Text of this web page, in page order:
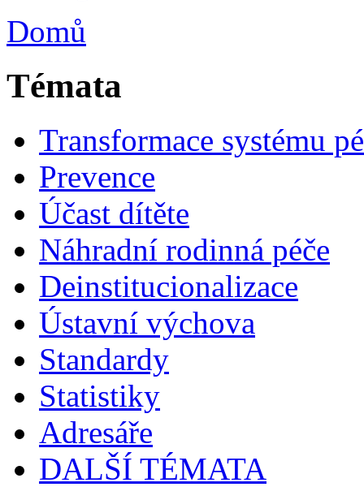
Domů
Témata
Transformace systému
Prevence
Účast dítěte
Náhradní rodinná péče
Deinstitucionalizace
Ústavní výchova
Standardy
Statistiky
Adresáře
DALŠÍ TÉMATA